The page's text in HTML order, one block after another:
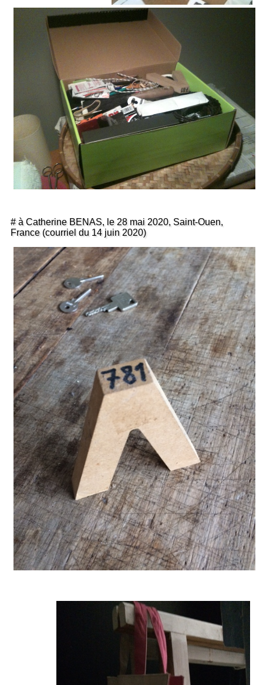
# à Catherine BENAS, le 28 mai 2020, Saint-Ouen,
France (courriel du 14 juin 2020)